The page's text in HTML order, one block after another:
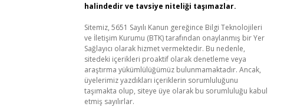
halindedir ve tavsiye niteliği taşımazlar.
Sitemiz, 5651 Sayılı Kanun gereğince Bilgi Teknolojileri
ve İletişim Kurumu (BTK) tarafından onaylanmış bir Yer
Sağlayıcı olarak hizmet vermektedir. Bu nedenle,
sitedeki içerikleri proaktif olarak denetleme veya
araştırma yükümlülüğümüz bulunmamaktadır. Ancak,
üyelerimiz yazdıkları içeriklerin sorumluluğunu
taşımakta olup, siteye üye olarak bu sorumluluğu kabul
etmiş sayılırlar.